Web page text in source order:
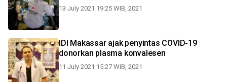
13 July 2021 19:25 WIB, 2021
IDI Makassar ajak penyintas COVID-19
donorkan plasma konvalesen
11 July 2021 15:27 WIB, 2021